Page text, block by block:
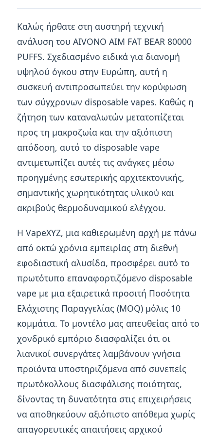
Καλώς ήρθατε στη αυστηρή τεχνική
ανάλυση του AIVONO AIM FAT BEAR 80000
PUFFS. Σχεδιασμένο ειδικά για διανομή
υψηλού όγκου στην Ευρώπη, αυτή η
συσκευή αντιπροσωπεύει την κορύφωση
των σύγχρονων disposable vapes. Καθώς η
ζήτηση των καταναλωτών μετατοπίζεται
προς τη μακροζωία και την αξιόπιστη
απόδοση, αυτό το disposable vape
αντιμετωπίζει αυτές τις ανάγκες μέσω
προηγμένης εσωτερικής αρχιτεκτονικής,
σημαντικής χωρητικότητας υλικού και
ακριβούς θερμοδυναμικού ελέγχου.
Η VapeXYZ, μια καθιερωμένη αρχή με πάνω
από οκτώ χρόνια εμπειρίας στη διεθνή
εφοδιαστική αλυσίδα, προσφέρει αυτό το
πρωτότυπο επαναφορτιζόμενο disposable
vape με μια εξαιρετικά προσιτή Ποσότητα
Ελάχιστης Παραγγελίας (MOQ) μόλις 10
κομμάτια. Το μοντέλο μας απευθείας από το
χονδρικό εμπόριο διασφαλίζει ότι οι
λιανικοί συνεργάτες λαμβάνουν γνήσια
προϊόντα υποστηριζόμενα από συνεπείς
πρωτόκολλους διασφάλισης ποιότητας,
δίνοντας τη δυνατότητα στις επιχειρήσεις
να αποθηκεύουν αξιόπιστο απόθεμα χωρίς
απαγορευτικές απαιτήσεις αρχικού